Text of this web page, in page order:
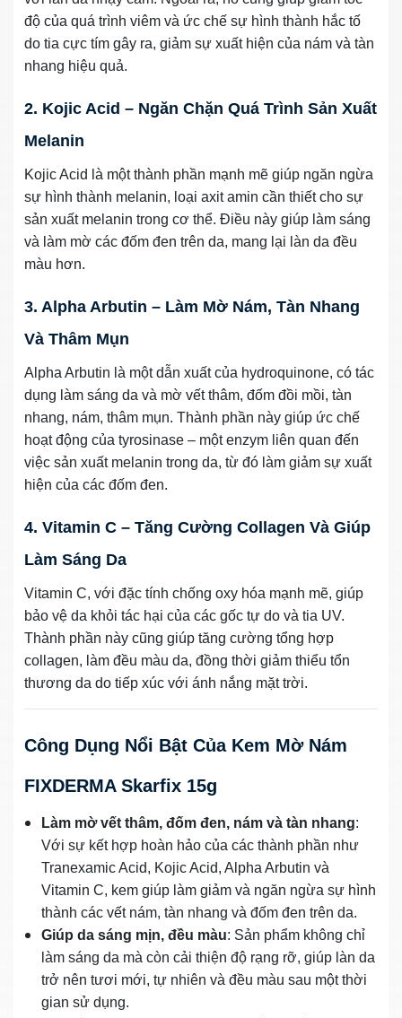
độ của quá trình viêm và ức chế sự hình thành hắc tố
do tia cực tím gây ra, giảm sự xuất hiện của nám và tàn
nhang hiệu quả.
2. Kojic Acid – Ngăn Chặn Quá Trình Sản Xuất
Melanin
Kojic Acid là một thành phần mạnh mẽ giúp ngăn ngừa
sự hình thành melanin, loại axit amin cần thiết cho sự
sản xuất melanin trong cơ thể. Điều này giúp làm sáng
và làm mờ các đốm đen trên da, mang lại làn da đều
màu hơn.
3. Alpha Arbutin – Làm Mờ Nám, Tàn Nhang
Và Thâm Mụn
Alpha Arbutin là một dẫn xuất của hydroquinone, có tác
dụng làm sáng da và mờ vết thâm, đốm đồi mồi, tàn
nhang, nám, thâm mụn. Thành phần này giúp ức chế
hoạt động của tyrosinase – một enzym liên quan đến
việc sản xuất melanin trong da, từ đó làm giảm sự xuất
hiện của các đốm đen.
4. Vitamin C – Tăng Cường Collagen Và Giúp
Làm Sáng Da
Vitamin C, với đặc tính chống oxy hóa mạnh mẽ, giúp
bảo vệ da khỏi tác hại của các gốc tự do và tia UV.
Thành phần này cũng giúp tăng cường tổng hợp
collagen, làm đều màu da, đồng thời giảm thiểu tổn
thương da do tiếp xúc với ánh nắng mặt trời.
Công Dụng Nổi Bật Của Kem Mờ Nám
FIXDERMA Skarfix 15g
Làm mờ vết thâm, đốm đen, nám và tàn nhang:
Với sự kết hợp hoàn hảo của các thành phần như
Tranexamic Acid, Kojic Acid, Alpha Arbutin và
Vitamin C, kem giúp làm giảm và ngăn ngừa sự hình
thành các vết nám, tàn nhang và đốm đen trên da.
Giúp da sáng mịn, đều màu: Sản phẩm không chỉ
làm sáng da mà còn cải thiện độ rạng rỡ, giúp làn da
trở nên tươi mới, tự nhiên và đều màu sau một thời
gian sử dụng.